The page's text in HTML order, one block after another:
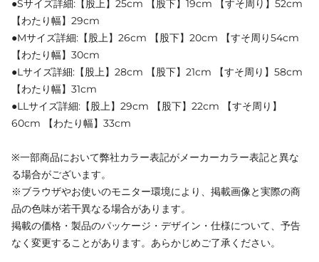
●Sサイズ詳細:【股上】25cm 【股下】19cm 【すそ周り】52cm
【わたり幅】29cm
●Mサイズ詳細:【股上】26cm 【股下】20cm 【すそ周り54cm
【わたり幅】30cm
●Lサイズ詳細:【股上】28cm 【股下】21cm 【すそ周り】58cm
【わたり幅】31cm
●LLサイズ詳細:【股上】29cm 【股下】22cm 【すそ周り】
60cm 【わたり幅】33cm
※一部商品において弊社カラー表記がメーカーカラー表記と異な
る場合がございます。
※ブラウザやお使いのモニター環境により、掲載画像と実際の商
品の色味が若干異なる場合があります。
掲載の価格・製品のパッケージ・デザイン・仕様について、予告
なく変更することがあります。あらかじめご了承ください。